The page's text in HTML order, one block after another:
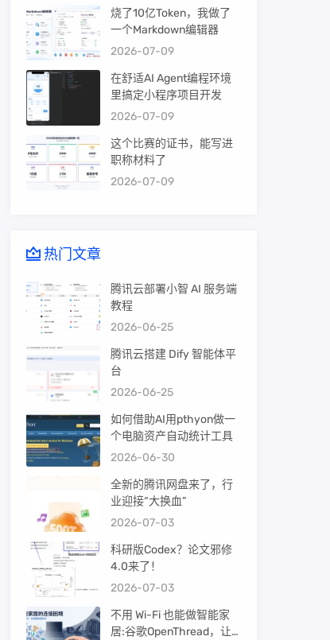
烧了10亿Token，我做了
一个Markdown编辑器
2026-07-09
在舒适AI Agent编程环境
里搞定小程序项目开发
2026-07-09
这个比赛的证书，能写进
职称材料了
2026-07-09
热门文章
腾讯云部署小智 AI 服务端
教程
2026-06-25
腾讯云搭建 Dify 智能体平
台
2026-06-25
如何借助AI用pthyon做一
个电脑资产自动统计工具
2026-06-30
全新的腾讯网盘来了，行
业迎接“大换血”
2026-07-03
科研版Codex？论文邪修
4.0来了！
2026-07-03
不用 Wi-Fi 也能做智能家
居:谷歌OpenThread，让